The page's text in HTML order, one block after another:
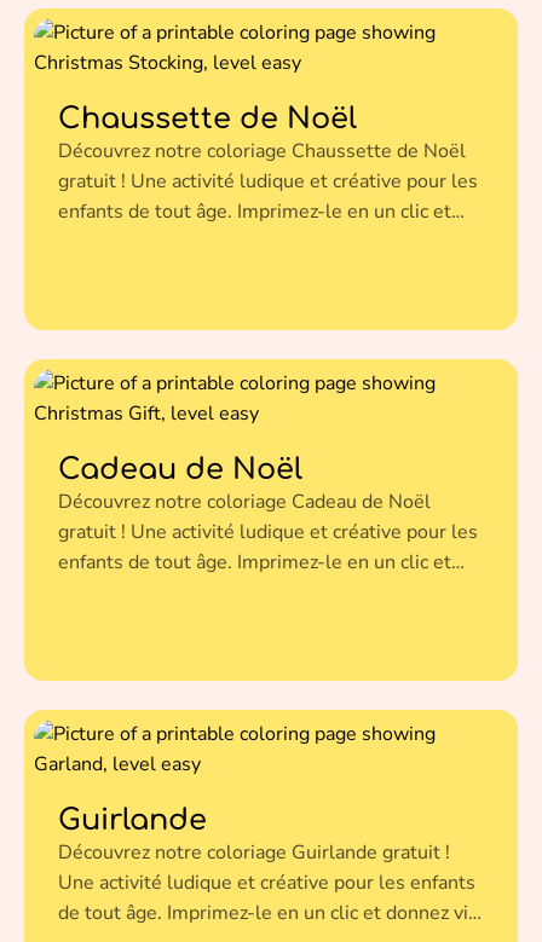
Chaussette de Noël
Découvrez notre coloriage Chaussette de Noël
gratuit ! Une activité ludique et créative pour les
enfants de tout âge. Imprimez-le en un clic et
Cadeau de Noël
Découvrez notre coloriage Cadeau de Noël
gratuit ! Une activité ludique et créative pour les
enfants de tout âge. Imprimez-le en un clic et
Guirlande
Découvrez notre coloriage Guirlande gratuit !
Une activité ludique et créative pour les enfants
de tout âge. Imprimez-le en un clic et donnez vie